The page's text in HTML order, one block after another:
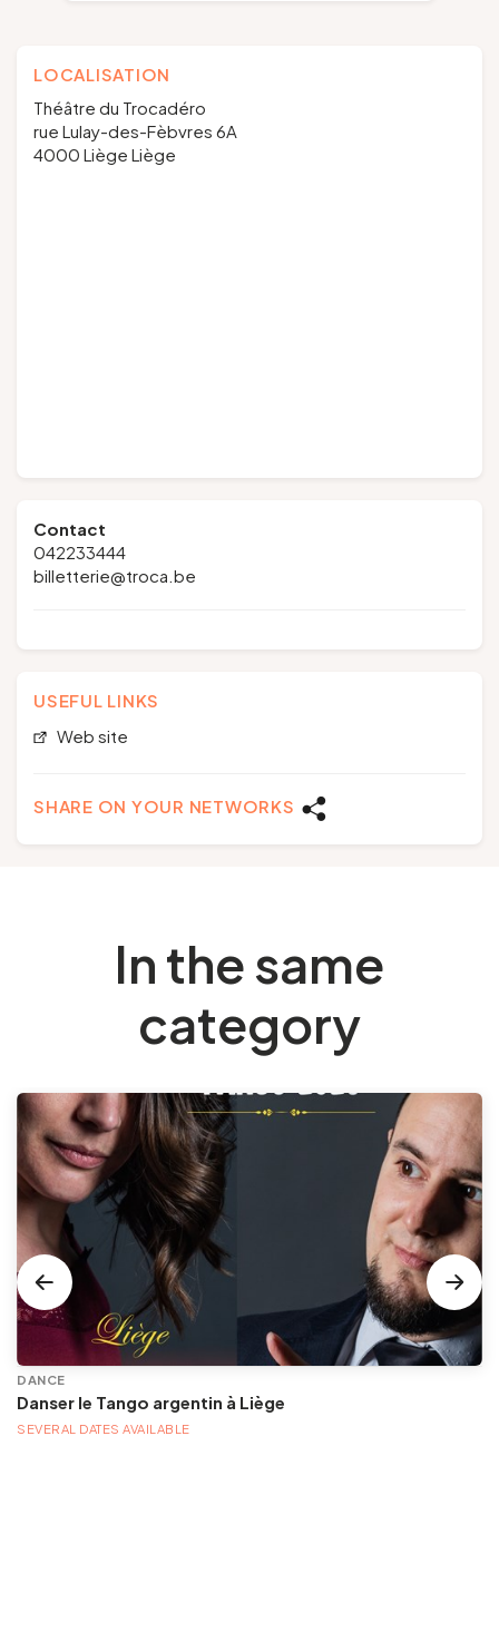
LOCALISATION
Théâtre du Trocadéro
rue Lulay-des-Fèbvres 6A
4000 Liège Liège
Contact
042233444
billetterie@troca.be
USEFUL LINKS
Web site
SHARE ON YOUR NETWORKS
In the same
category
DANCE
Danser le Tango argentin à Liège
SEVERAL DATES AVAILABLE